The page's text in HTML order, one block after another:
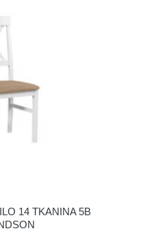
14 TKANINA 5B